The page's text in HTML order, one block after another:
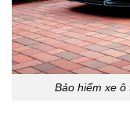
Bảo hiểm xe ô